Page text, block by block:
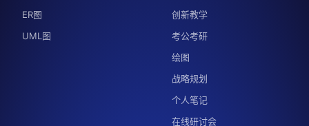
ER图
UML图
创新教学
考公考研
绘图
战略规划
个人笔记
在线研讨会